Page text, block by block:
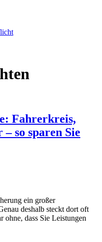
Fahrerkreis,
so sparen Sie
ein großer
deshalb steckt dort oft
ohne, dass Sie Leistungen